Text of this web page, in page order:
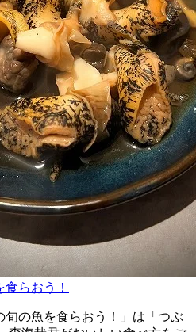
らおう！
旬の魚を食らおう！」は「つぶ